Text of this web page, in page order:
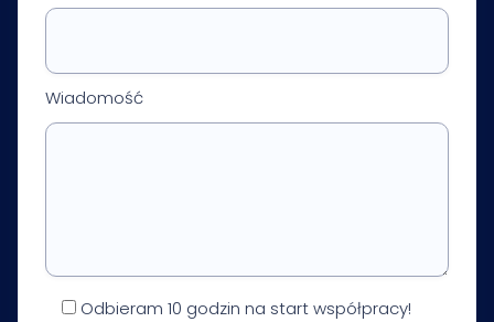
Wiadomość
Odbieram 10 godzin na start współpracy!